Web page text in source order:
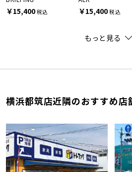
￥15,400税込 ￥15,400税込
もっと見る
横浜都筑店近隣のおすすめ店